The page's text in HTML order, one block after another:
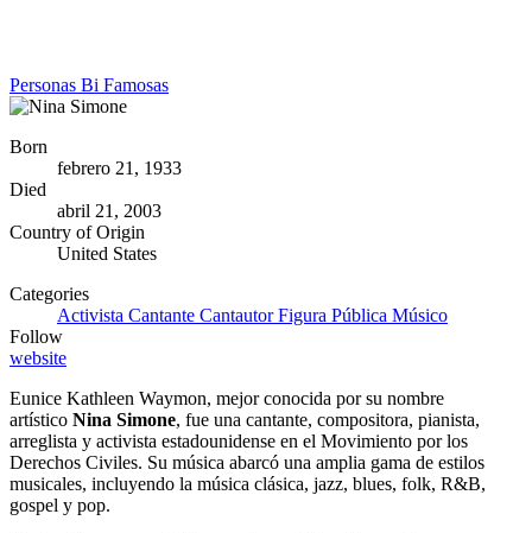
Personas Bi Famosas
Born
febrero 21, 1933
Died
abril 21, 2003
Country of Origin
United States
Categories
Activista Cantante CantautorFigura Pública Músico
Follow
website
Eunice Kathleen Waymon, mejor conocida por su nombre
artístico Nina Simone, fue una cantante, compositora, pianista,
arreglista y activista estadounidense en el Movimiento por los
Derechos Civiles. Su música abarcó una amplia gama de estilos
musicales, incluyendo la música clásica, jazz, blues, folk, R&B,
gospel y pop.